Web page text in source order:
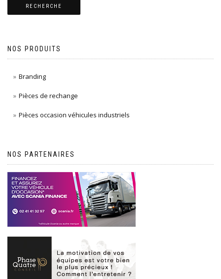
RECHERCHE
NOS PRODUITS
Branding
Pièces de rechange
Pièces occasion véhicules industriels
NOS PARTENAIRES